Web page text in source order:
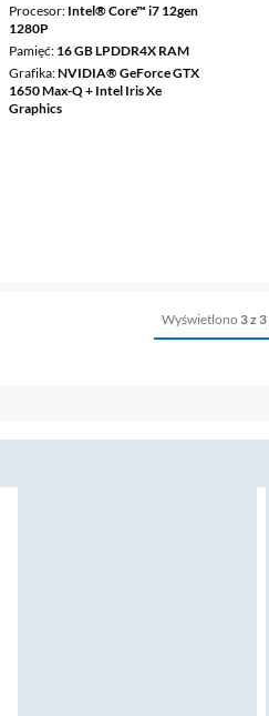
Procesor Intel® Core™ i7 12gen
1280P
Pamięć 16 GB LPDDR4X RAM
Grafika NVIDIA® GeForce GTX
1650 Max-Q + Intel Iris Xe
Graphics
Wyświetlono 3 z 3